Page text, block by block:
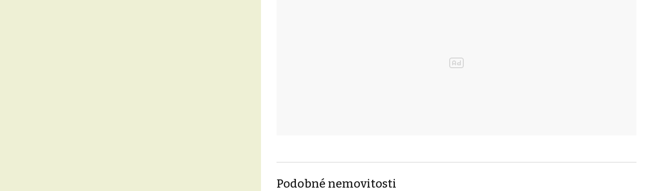
Podobné nemovitosti